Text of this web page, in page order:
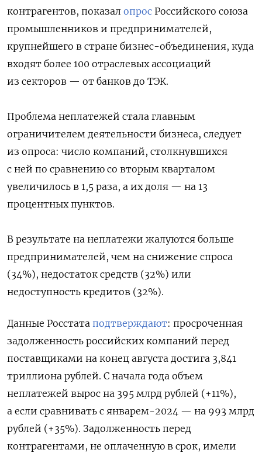
контрагентов, показал опрос Российского союза
промышленников и предпринимателей,
крупнейшего в стране бизнес-объединения, куда
входят более 100 отраслевых ассоциаций
из секторов — от банков до ТЭК.
Проблема неплатежей стала главным
ограничителем деятельности бизнеса, следует
из опроса: число компаний, столкнувшихся
с ней по сравнению со вторым кварталом
увеличилось в 1,5 раза, а их доля — на 13
процентных пунктов.
В результате на неплатежи жалуются больше
предпринимателей, чем на снижение спроса
(34%), недостаток средств (32%) или
недоступность кредитов (32%).
Данные Росстата подтверждают: просроченная
задолженность российских компаний перед
поставщиками на конец августа достига 3,841
триллиона рублей. С начала года объем
неплатежей вырос на 395 млрд рублей (+11%),
а если сравнивать с январем-2024 — на 993 млрд
рублей (+35%). Задолженность перед
контрагентами, не оплаченную в срок, имели